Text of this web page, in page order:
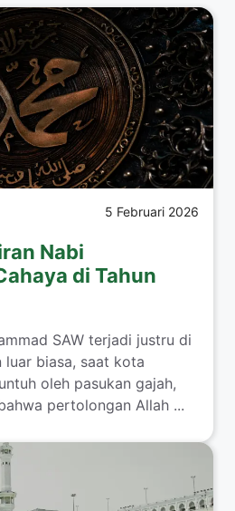
5 Februari 2026
Nabi
di Tahun
SAW terjadi justru di
biasa, saat kota
oleh pasukan gajah,
pertolongan Allah ...